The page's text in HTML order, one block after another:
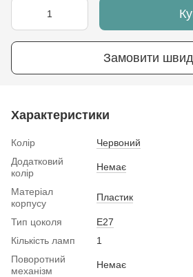
Замовити
Характеристики
Колір
Червоний
Додатковий
колір
Немає
Матеріал
корпусу
Пластик
Тип цоколя
Е27
Кількість ламп
1
Поворотний
механізм
Немає